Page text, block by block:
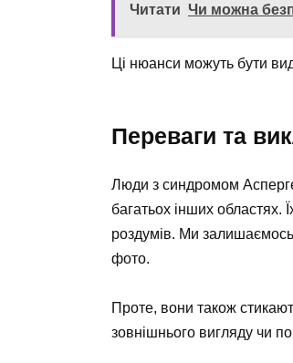
Читати Чи можна
Ці нюанси можуть бути
Переваги та
Люди з синдромом
багатьох інших областях.
роздумів. Ми
фото.
Проте, вони також
зовнішнього вигляду чи